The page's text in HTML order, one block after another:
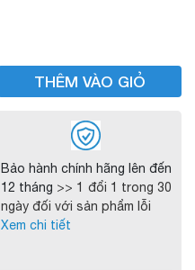
THÊM VÀO GIỎ
Bảo hành chính hãng lên đến
12 tháng >> 1 đổi 1 trong 30
ngày đối với sản phẩm lỗi
Xem chi tiết